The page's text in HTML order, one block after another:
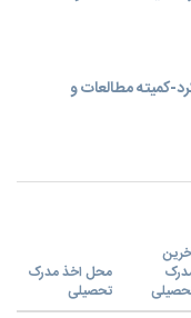
کمیته مطالعات و
محل اخذ مدرک
تحصیلی